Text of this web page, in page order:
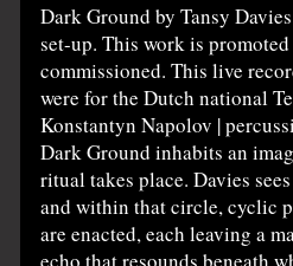
Dark Ground by Tansy
set-up. This work is
commissioned. This live
were for the Dutch national
Konstantyn Napolov |
Dark Ground inhabits an
ritual takes place. Davies
and within that circle, cyclic
are enacted, each leaving a
echo that resounds beneath